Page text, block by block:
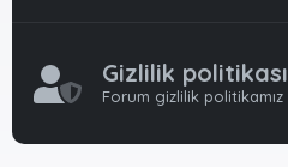
Gizlilik politikası
Forum gizlilik politikamız